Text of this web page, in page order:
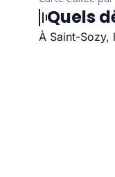
Quels
À Saint-Sozy,